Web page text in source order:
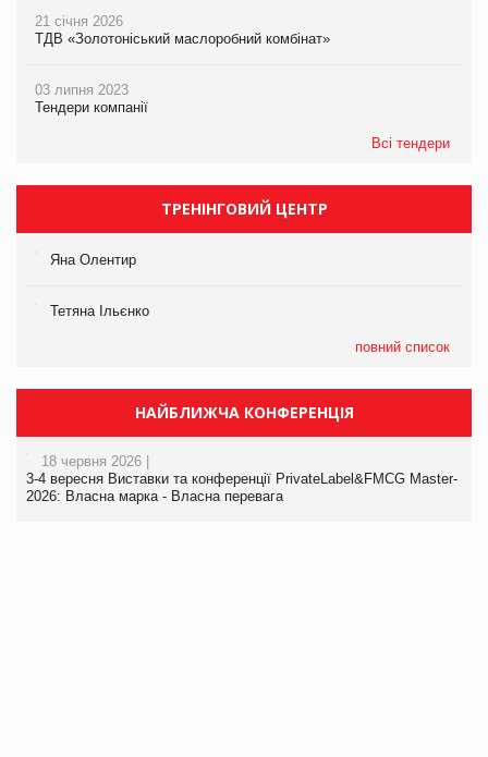
21 січня 2026
ТДВ «Золотоніський маслоробний комбінат»
03 липня 2023
Тендери компанії
Всі тендери
ТРЕНІНГОВИЙ ЦЕНТР
Яна Олентир
Тетяна Ільєнко
повний список
НАЙБЛИЖЧА КОНФЕРЕНЦІЯ
18 червня 2026 |
3-4 вересня Виставки та конференції PrivateLabel&FMCG Master-
2026: Власна марка - Власна перевага